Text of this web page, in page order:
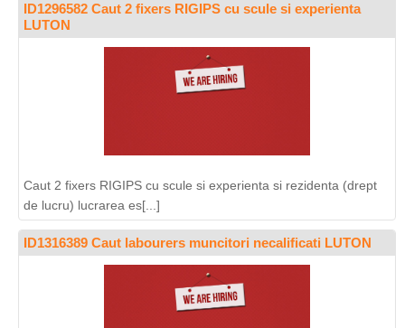
ID1296582 Caut 2 fixers RIGIPS cu scule si experienta
LUTON
Caut 2 fixers RIGIPS cu scule si experienta si rezidenta (drept
de lucru) lucrarea es[...]
ID1316389 Caut labourers muncitori necalificati LUTON